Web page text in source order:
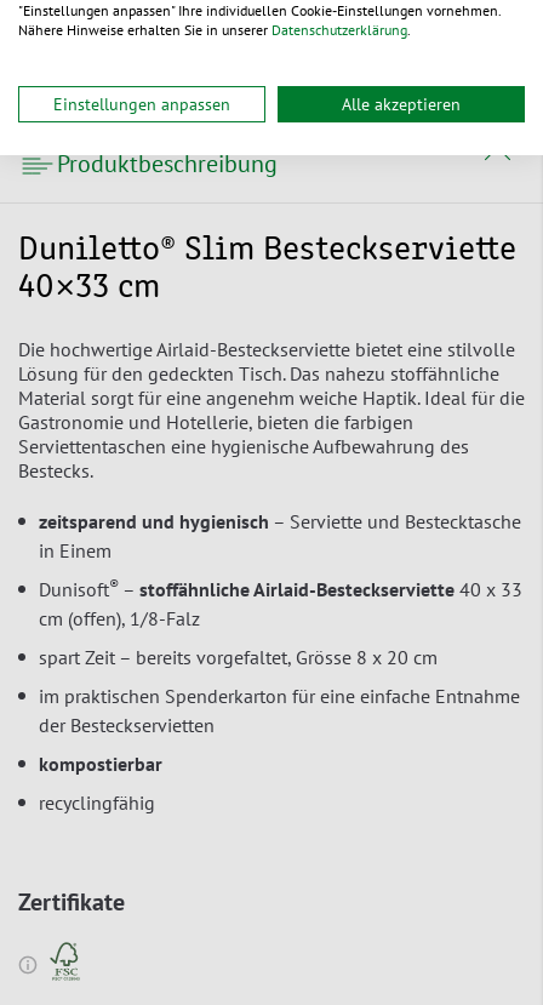
gefertigt.
Produktbeschreibung
Duniletto® Slim Besteckserviette
40×33 cm
Die hochwertige Airlaid-Besteckserviette bietet eine stilvolle
Lösung für den gedeckten Tisch. Das nahezu stoffähnliche
Material sorgt für eine angenehm weiche Haptik. Ideal für die
Gastronomie und Hotellerie, bieten die farbigen
Serviettentaschen eine hygienische Aufbewahrung des
Bestecks.
zeitsparend und hygienisch – Serviette und Bestecktasche
in Einem
Dunisoft® – stoffähnliche Airlaid-Besteckserviette 40 x 33
cm (offen), 1/8-Falz
spart Zeit – bereits vorgefaltet, Grösse 8 x 20 cm
im praktischen Spenderkarton für eine einfache Entnahme
der Besteckservietten
kompostierbar
recyclingfähig
Zertifikate
"Einstellungen anpassen" Ihre individuellen Cookie-Einstellungen vornehmen.
Nähere Hinweise erhalten Sie in unserer Datenschutzerklärung.
Einstellungen anpassen Alle akzeptieren